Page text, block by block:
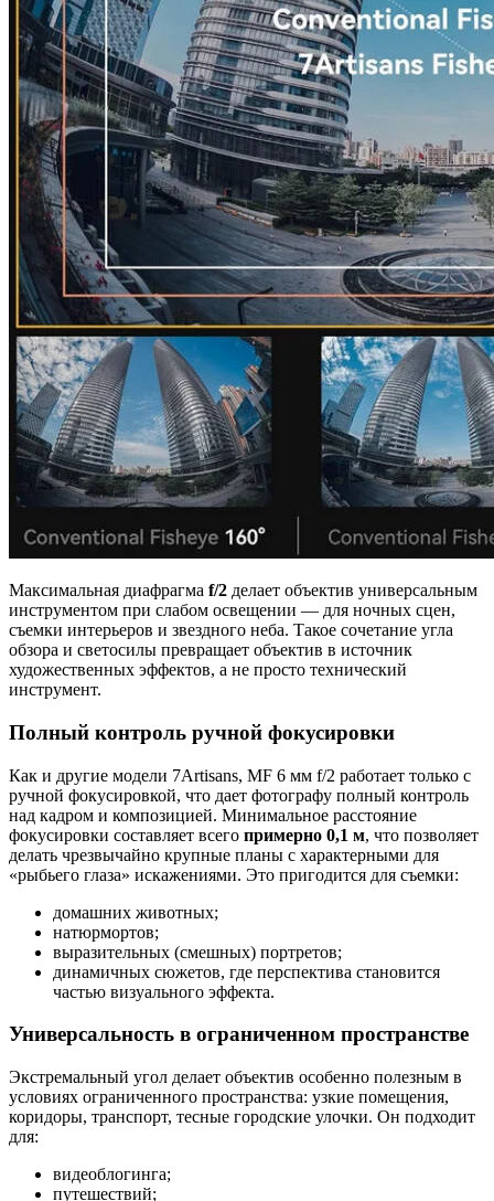
Максимальная диафрагма f/2 делает объектив универсальным
инструментом при слабом освещении — для ночных сцен,
съемки интерьеров и звездного неба. Такое сочетание угла
обзора и светосилы превращает объектив в источник
художественных эффектов, а не просто технический
инструмент.
Полный контроль ручной фокусировки
Как и другие модели 7Artisans, MF 6 мм f/2 работает только с
ручной фокусировкой, что дает фотографу полный контроль
над кадром и композицией. Минимальное расстояние
фокусировки составляет всего примерно 0,1 м, что позволяет
делать чрезвычайно крупные планы с характерными для
«рыбьего глаза» искажениями. Это пригодится для съемки:
домашних животных;
натюрмортов;
выразительных (смешных) портретов;
динамичных сюжетов, где перспектива становится
частью визуального эффекта.
Универсальность в ограниченном пространстве
Экстремальный угол делает объектив особенно полезным в
условиях ограниченного пространства: узкие помещения,
коридоры, транспорт, тесные городские улочки. Он подходит
для:
видеоблогинга;
путешествий;